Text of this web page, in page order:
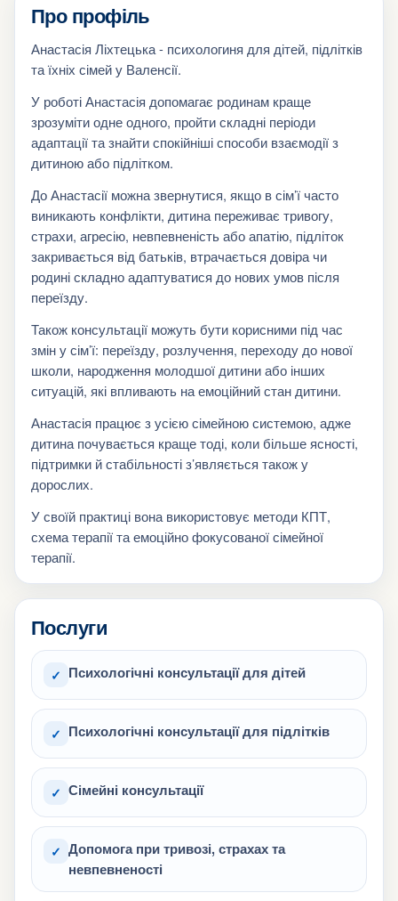
Про профіль
Анастасія Ліхтецька - психологиня для дітей, підлітків
та їхніх сімей у Валенсії.
У роботі Анастасія допомагає родинам краще
зрозуміти одне одного, пройти складні періоди
адаптації та знайти спокійніші способи взаємодії з
дитиною або підлітком.
До Анастасії можна звернутися, якщо в сім’ї часто
виникають конфлікти, дитина переживає тривогу,
страхи, агресію, невпевненість або апатію, підліток
закривається від батьків, втрачається довіра чи
родині складно адаптуватися до нових умов після
переїзду.
Також консультації можуть бути корисними під час
змін у сім’ї: переїзду, розлучення, переходу до нової
школи, народження молодшої дитини або інших
ситуацій, які впливають на емоційний стан дитини.
Анастасія працює з усією сімейною системою, адже
дитина почувається краще тоді, коли більше ясності,
підтримки й стабільності з’являється також у
дорослих.
У своїй практиці вона використовує методи КПТ,
схема терапії та емоційно фокусованої сімейної
терапії.
Послуги
✓ Психологічні консультації для дітей
✓ Психологічні консультації для підлітків
✓ Сімейні консультації
✓ Допомога при тривозі, страхах та
невпевненості